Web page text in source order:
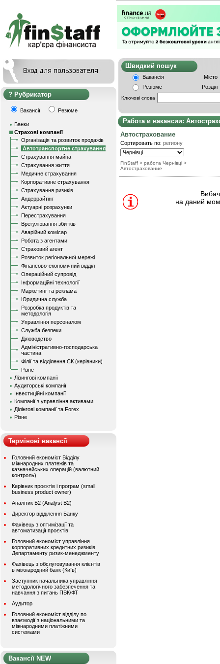
Рубрикатор
Вакансії Резюме
Банки
Страхові компанії
Організація та розвиток продажів
Автотранспортне страхування
Страхування майна
Страхування життя
Медичне страхування
Корпоративне страхування
Страхування ризиків
Андеррайтінг
Актуарні розрахунки
Перестрахування
Врегулювання збитків
Аварійний комісар
Робота з агентами
Страховий агент
Розвиток регіональної мережі
Фінансово-економічний відділ
Операційний супровід
Інформаційні технології
Маркетинг та реклама
Юридична служба
Розробка продуктів та
методологія
Управління персоналом
Служба безпеки
Діловодство
Адміністративно-господарська
частина
Філії та відділення СК (керівники)
Різне
Лізингові компанії
Аудиторські компанії
Інвестиційні компанії
Компанії з управління активами
Ділінгові компанії та Forex
Різне
Термінові вакансії
Головний економіст Відділу
міжнародних платежів та
казначейських операцій (валютний
контроль)
Керівник проєктів і програм (small
business product owner)
Аналітик Б2 (Analyst B2)
Директор відділення Банку
Фахівець з оптимізації та
автоматизації проєктів
Головний економіст управління
корпоративних кредитних ризиків
Департаменту ризик-менеджменту
Фахівець з обслуговування клієнтів
в міжнародний банк (Київ)
Заступник начальника управління
методологічного забезпечення та
навчання з питань ПВК/ФТ
Аудитор
Головний економіст відділу по
взаємодії з національними та
міжнародними платіжними
системами
Вакансії NEW
Швидкий
Вакансія
Місто
Резюме
Розділ
Ключові слова
Работа и вакансии:
Автострахование
Сортировать по: региону
FinStaff > работа Чернівці >
Автострахование
на даний